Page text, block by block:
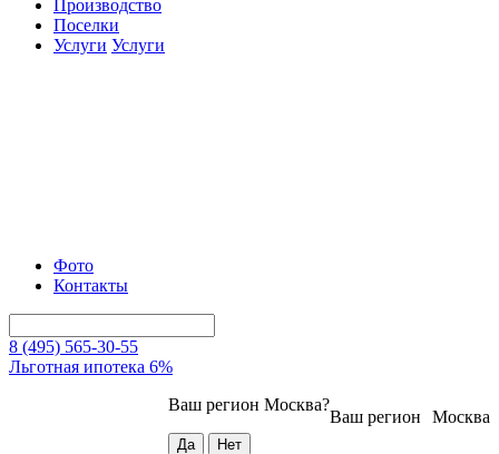
Производство
Поселки
Услуги Услуги
Фото
Контакты
8 (495) 565-30-55
Льготная ипотека 6%
Москва
Ваш регион
Ваш регион Москва?